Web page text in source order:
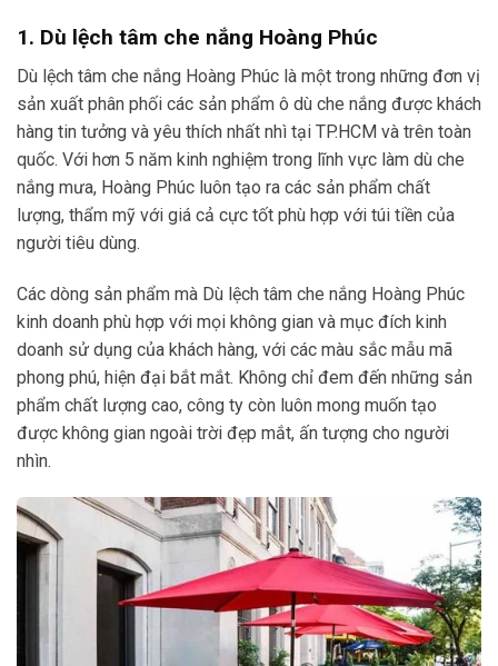
1. Dù lệch tâm che nắng Hoàng Phúc
Dù lệch tâm che nắng Hoàng Phúc là một trong những đơn vị
sản xuất phân phối các sản phẩm ô dù che nắng được khách
hàng tin tưởng và yêu thích nhất nhì tại TP.HCM và trên toàn
quốc. Với hơn 5 năm kinh nghiệm trong lĩnh vực làm dù che
nắng mưa, Hoàng Phúc luôn tạo ra các sản phẩm chất
lượng, thẩm mỹ với giá cả cực tốt phù hợp với túi tiền của
người tiêu dùng.
Các dòng sản phẩm mà Dù lệch tâm che nắng Hoàng Phúc
kinh doanh phù hợp với mọi không gian và mục đích kinh
doanh sử dụng của khách hàng, với các màu sắc mẫu mã
phong phú, hiện đại bắt mắt. Không chỉ đem đến những sản
phẩm chất lượng cao, công ty còn luôn mong muốn tạo
được không gian ngoài trời đẹp mắt, ấn tượng cho người
nhìn.